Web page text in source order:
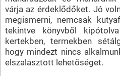
várja az érdeklődőket. Jó
megismerni, nemcsak
tekintve könyvből
kertekben, termekben
hogy mindezt nincs
elszalasztott lehetőséget.